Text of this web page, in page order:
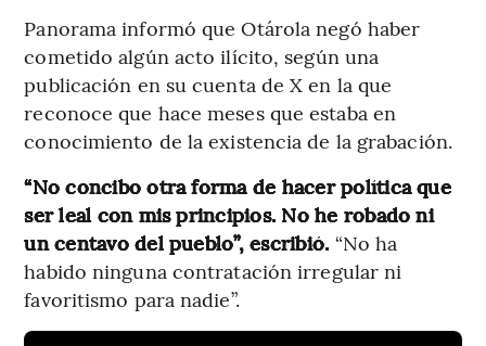
Panorama informó que Otárola negó haber
cometido algún acto ilícito, según una
publicación en su cuenta de X en la que
reconoce que hace meses que estaba en
conocimiento de la existencia de la grabación.
“No concibo otra forma de hacer política que
ser leal con mis principios. No he robado ni
un centavo del pueblo”, escribió. “No ha
habido ninguna contratación irregular ni
favoritismo para nadie”.